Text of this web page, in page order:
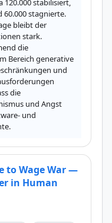
120.000 stabilisiert,
60.000 stagnierte.
bleibt der
stark.
die
Bereich generative
und
die
und Angst
und
to Wage War —
in Human